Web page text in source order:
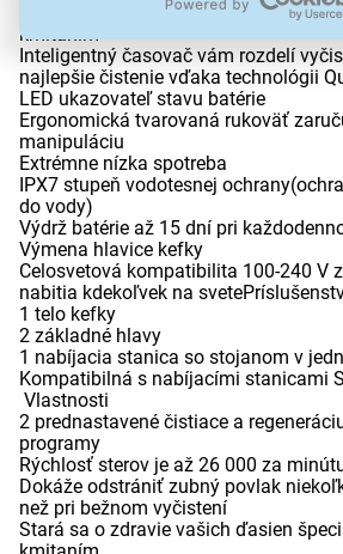
Stará sa o zdravie vašich ďasien
kmitaním
Inteligentný časovač vám rozdelí
najlepšie čistenie vďaka technológii
LED ukazovateľ stavu batérie
Ergonomická tvarovaná rukoväť
manipuláciu
Extrémne nízka spotreba
IPX7 stupeň vodotesnej
do vody)
Výdrž batérie až 15 dní pri
Výmena hlavice kefky
Celosvetová kompatibilita 100-240 V
nabitia kdekoľvek na
1 telo kefky
2 základné hlavy
1 nabíjacia stanica so stojanom v
Kompatibilná s nabíjacími stanicami
Vlastnosti
2 prednastavené čistiace a
programy
Rýchlosť sterov je až 26 000 za
Dokáže odstrániť zubný povlak
než pri bežnom vyčistení
Stará sa o zdravie vašich ďasien